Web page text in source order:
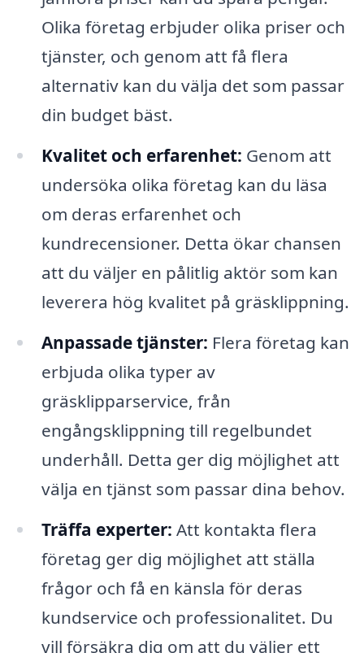
Olika företag erbjuder olika priser och
tjänster, och genom att få flera
alternativ kan du välja det som passar
din budget bäst.
Kvalitet och erfarenhet: Genom att
undersöka olika företag kan du läsa
om deras erfarenhet och
kundrecensioner. Detta ökar chansen
att du väljer en pålitlig aktör som kan
leverera hög kvalitet på gräsklippning.
Anpassade tjänster: Flera företag kan
erbjuda olika typer av
gräsklipparservice, från
engångsklippning till regelbundet
underhåll. Detta ger dig möjlighet att
välja en tjänst som passar dina behov.
Träffa experter: Att kontakta flera
företag ger dig möjlighet att ställa
frågor och få en känsla för deras
kundservice och professionalitet. Du
vill försäkra dig om att du väljer ett